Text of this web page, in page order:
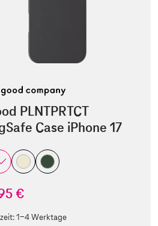
PLNTPRTCT
Case iPhone 17
€
1-4 Werktage